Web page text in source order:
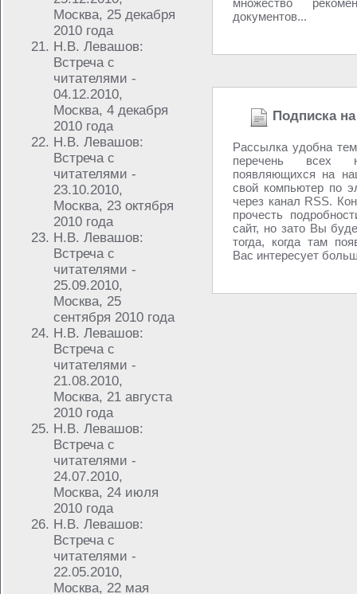
Москва, 25 декабря
2010 года
Н.В. Левашов:
Встреча с
читателями -
04.12.2010,
Москва, 4 декабря
2010 года
Н.В. Левашов:
Встреча с
читателями -
23.10.2010,
Москва, 23 октября
2010 года
Н.В. Левашов:
Встреча с
читателями -
25.09.2010,
Москва, 25
сентября 2010 года
Н.В. Левашов:
Встреча с
читателями -
21.08.2010,
Москва, 21 августа
2010 года
Н.В. Левашов:
Встреча с
читателями -
24.07.2010,
Москва, 24 июля
2010 года
Н.В. Левашов:
Встреча с
читателями -
22.05.2010,
Москва, 22 мая
множество
документов...
Подписка
Рассылка удобна
перечень всех
появляющихся на
свой компьютер по
через канал RSS.
прочесть
сайт, но зато Вы
тогда, когда там
Вас интересует